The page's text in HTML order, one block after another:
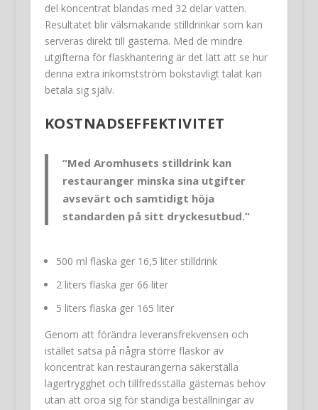
del koncentrat blandas med 32 delar vatten.
Resultatet blir välsmakande stilldrinkar som kan
serveras direkt till gästerna. Med de mindre
utgifterna för flaskhantering är det lätt att se hur
denna extra inkomstström bokstavligt talat kan
betala sig själv.
KOSTNADSEFFEKTIVITET
“Med Aromhusets stilldrink kan
restauranger minska sina utgifter
avsevärt och samtidigt höja
standarden på sitt dryckesutbud.”
500 ml flaska ger 16,5 liter stilldrink
2 liters flaska ger 66 liter
5 liters flaska ger 165 liter
Genom att förändra leveransfrekvensen och
istället satsa på några större flaskor av
koncentrat kan restaurangerna säkerställa
lagertrygghet och tillfredsställa gästernas behov
utan att oroa sig för ständiga beställningar av